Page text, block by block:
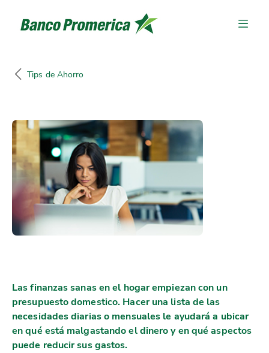
Las finanzas sanas en el hogar empiezan con un
presupuesto domestico. Hacer una lista de las
necesidades diarias o mensuales le ayudará a ubicar
en qué está malgastando el dinero y en qué aspectos
puede reducir sus gastos.
Tips de Ahorro